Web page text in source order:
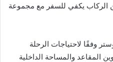
الركاب يكفي للسفر مع مجموعة
وفقًا لاحتياجات الرحلة
المقاعد والمساحة الداخلية